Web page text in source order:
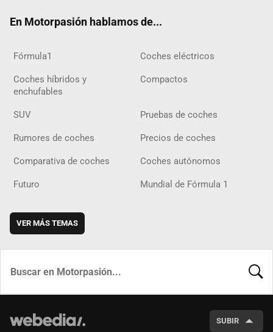
En Motorpasión hablamos de...
Fórmula1 Coches eléctricos
Coches híbridos y
enchufables
Compactos
SUV Pruebas de coches
Rumores de coches Precios de coches
Comparativa de coches Coches autónomos
Futuro Mundial de Fórmula 1
VER MÁS TEMAS
SUBIR